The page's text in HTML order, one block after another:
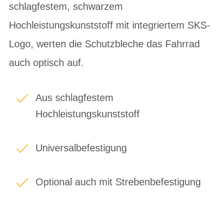
schlagfestem, schwarzem
Hochleistungskunststoff mit integriertem SKS-
Logo, werten die Schutzbleche das Fahrrad
auch optisch auf.
Aus schlagfestem
Hochleistungskunststoff
Universalbefestigung
Optional auch mit Strebenbefestigung